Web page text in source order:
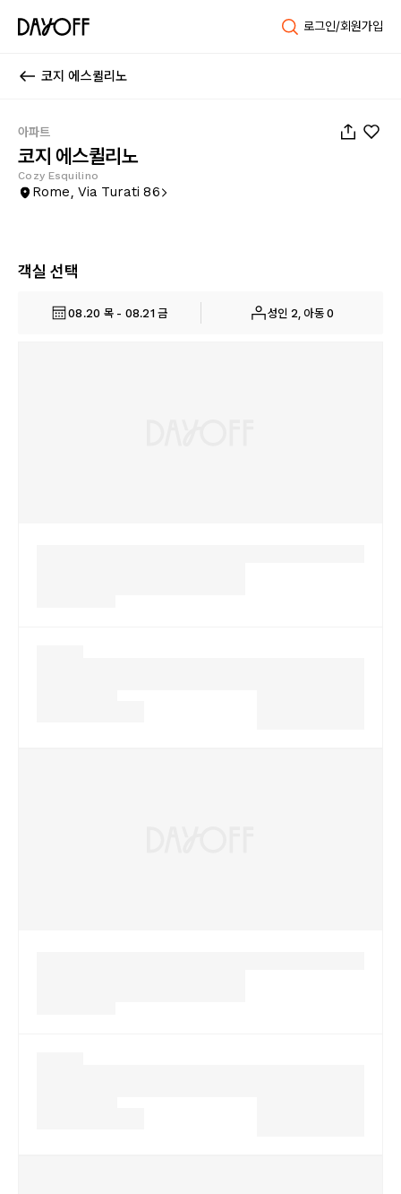
로그인/회원가입
코지 에스퀼리노
아파트
코지 에스퀼리노
Cozy Esquilino
Rome, Via Turati 86
객실 선택
08.20 목 - 08.21 금 성인 2, 아동 0